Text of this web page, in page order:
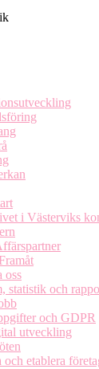
i Västerviks
oss
statistik och
och GDPR
utveckling
och etablera